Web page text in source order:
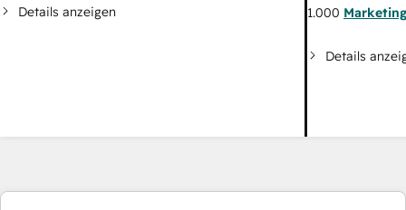
Details anzeigen
1.000
Details